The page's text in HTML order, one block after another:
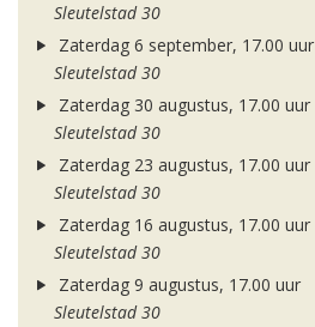
Sleutelstad 30
Zaterdag 6 september, 17.00 uur
Sleutelstad 30
Zaterdag 30 augustus, 17.00 uur
Sleutelstad 30
Zaterdag 23 augustus, 17.00 uur
Sleutelstad 30
Zaterdag 16 augustus, 17.00 uur
Sleutelstad 30
Zaterdag 9 augustus, 17.00 uur
Sleutelstad 30